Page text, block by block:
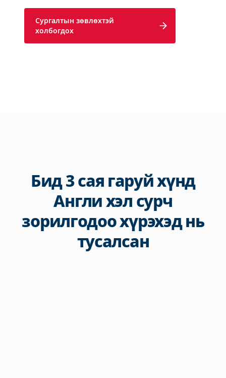
Сургалтын зөвлөхтэй
холбогдох
Бид 3 сая гаруй хүнд
Англи хэл сурч
зорилгодоо хүрэхэд нь
тусалсан